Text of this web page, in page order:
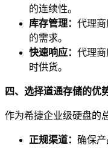
的连续性。
库存管理： 代理
的需求。
快速响应： 代理
时供货。
四、选择道通存储的优
作为希捷企业级硬盘的
正规渠道： 确保产